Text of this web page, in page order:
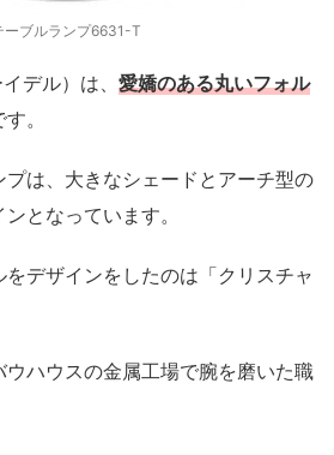
ーブルランプ6631-T
デル）は、 愛嬌のある丸いフォル
。
は、大きなシェードとアーチ型の
となっています。
デザインをしたのは「クリスチャ
ウハウスの金属工場で腕を磨いた職